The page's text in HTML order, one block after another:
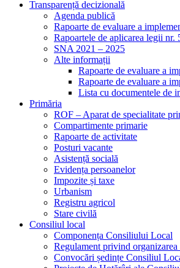
Transparență decizională
Agenda publică
Rapoarte de evaluare a
Rapoartele de aplicarea legii nr.
SNA 2021 – 2025
Alte informații
Rapoarte de evaluare a
Rapoarte de evaluare a
Lista cu documentele de
Primăria
ROF – Aparat de specialitate
Compartimente primarie
Rapoarte de activitate
Posturi vacante
Asistență socială
Evidența persoanelor
Impozite și taxe
Urbanism
Registru agricol
Stare civilă
Consiliul local
Componența Consiliului Local
Regulament privind
Convocări ședințe Consiliul